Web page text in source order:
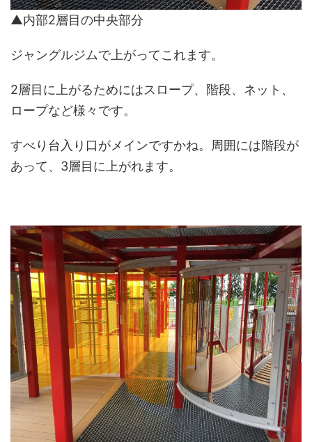
▲内部2層目の中央部分
ジャングルジムで上がってこれます。
2層目に上がるためにはスロープ、階段、ネット、
ロープなど様々です。
すべり台入り口がメインですかね。周囲には階段が
あって、3層目に上がれます。